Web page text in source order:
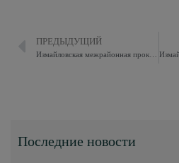
ПРЕДЫДУЩИЙ
Последние новости